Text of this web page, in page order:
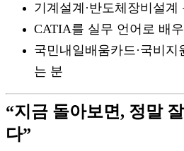
기계설계·반도체장비설
CATIA를 실무 언어로 배
국민내일배움카드·국비
는 분
“지금 돌아보면, 정말
다”